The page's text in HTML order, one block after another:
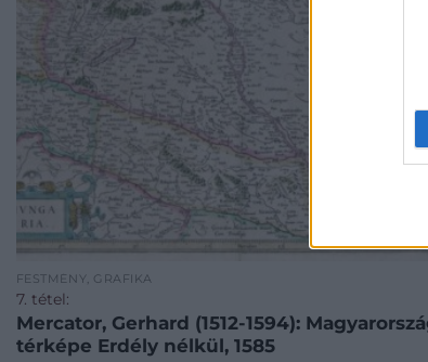
FESTMÉNY, GRAFIKA
7. tétel:
Mercator, Gerhard (1512-1594):
térképe Erdély nélkül, 1585